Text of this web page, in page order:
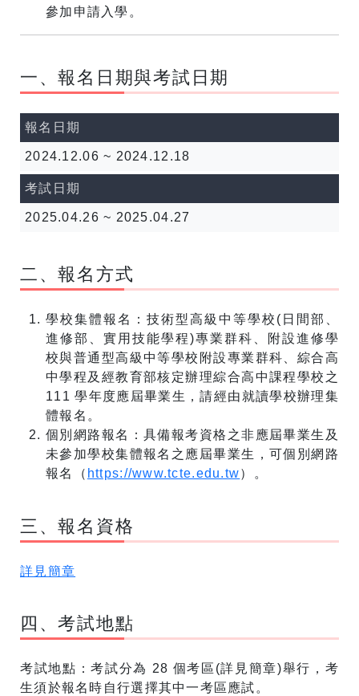
參加申請入學。
一、報名日期與考試日期
報名日期
2024.12.06 ~ 2024.12.18
考試日期
2025.04.26 ~ 2025.04.27
二、報名方式
學校集體報名：技術型高級中等學校(日間部、
進修部、實用技能學程)專業群科、附設進修學
校與普通型高級中等學校附設專業群科、綜合高
中學程及經教育部核定辦理綜合高中課程學校之
111 學年度應屆畢業生，請經由就讀學校辦理集
體報名。
個別網路報名：具備報考資格之非應屆畢業生及
未參加學校集體報名之應屆畢業生，可個別網路
報名（ https://www.tcte.edu.tw）。
三、報名資格
詳見簡章
四、考試地點
考試地點：考試分為 28 個考區(詳見簡章)舉行，考
生須於報名時自行選擇其中一考區應試。